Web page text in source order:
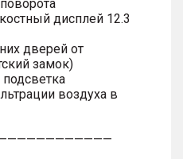
дисплей 12.3
дверей от
замок)
воздуха в